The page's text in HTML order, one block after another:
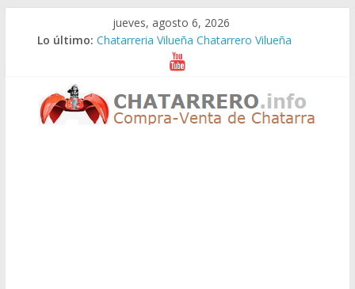
jueves, agosto 6, 2026
Lo último: Chatarreria Vilueña Chatarrero Vilueña
Chatarreria Zuera Chatarrero Zuera
Chatarreria Zaragoza Chatarrero Zaragoza
Chatarreria Zaida Chatarrero Zaida
Chatarreria Vistabella Chatarrero Vistabella